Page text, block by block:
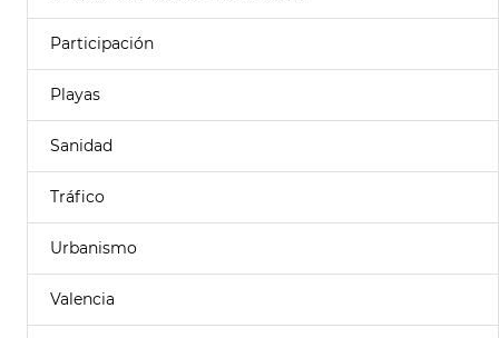
Participación
Playas
Sanidad
Tráfico
Urbanismo
Valencia